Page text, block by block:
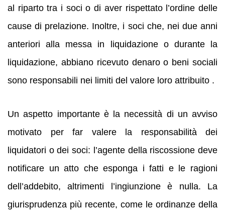
al riparto tra i soci o di aver rispettato l’ordine delle
cause di prelazione. Inoltre, i soci che, nei due anni
anteriori alla messa in liquidazione o durante la
liquidazione, abbiano ricevuto denaro o beni sociali
sono responsabili nei limiti del valore loro attribuito .
Un aspetto importante è la necessità di un avviso
motivato per far valere la responsabilità dei
liquidatori o dei soci: l’agente della riscossione deve
notificare un atto che esponga i fatti e le ragioni
dell’addebito, altrimenti l’ingiunzione è nulla. La
giurisprudenza più recente, come le ordinanze della